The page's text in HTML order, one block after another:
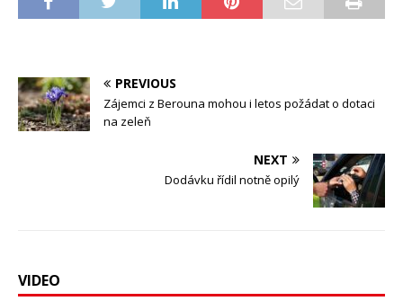
PREVIOUS
Zájemci z Berouna mohou i letos požádat o dotaci
na zeleň
NEXT
Dodávku řídil notně opilý
VIDEO